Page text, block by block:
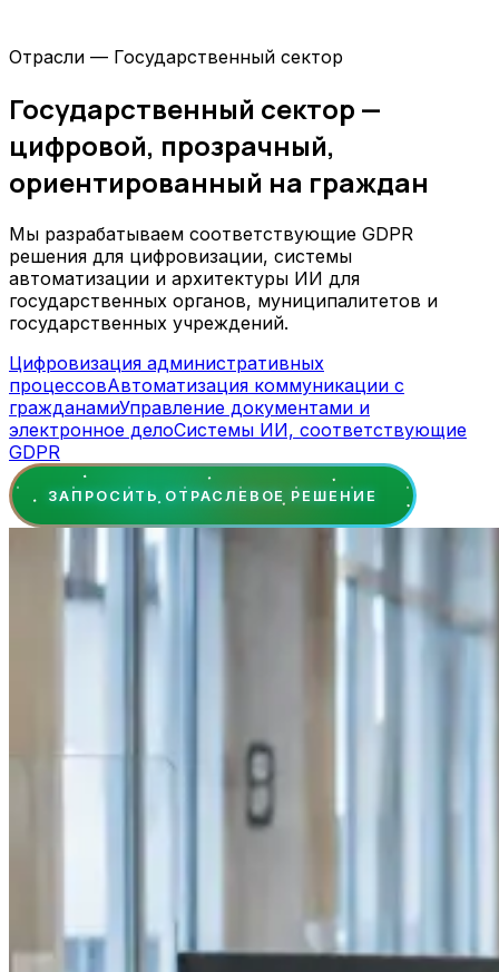
Отрасли — Государственный сектор
Государственный сектор —
цифровой, прозрачный,
ориентированный на граждан
Мы разрабатываем соответствующие GDPR
решения для цифровизации, системы
автоматизации и архитектуры ИИ для
государственных органов, муниципалитетов и
государственных учреждений.
Цифровизация административных
процессовАвтоматизация коммуникации с
гражданамиУправление документами и
электронное делоСистемы ИИ, соответствующие
GDPR
ЗАПРОСИТЬ ОТРАСЛЕВОЕ РЕШЕНИЕ